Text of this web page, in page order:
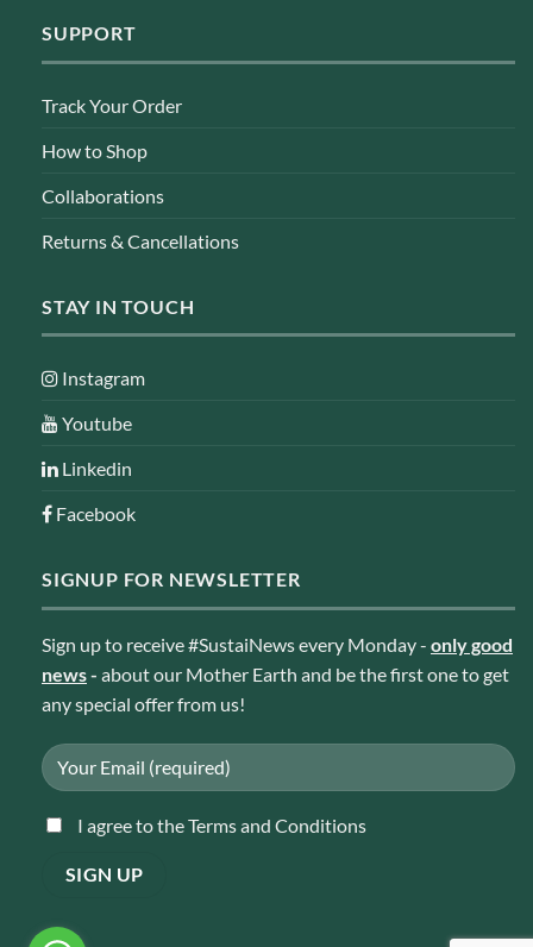
SUPPORT
Track Your Order
How to Shop
Collaborations
Returns & Cancellations
STAY IN TOUCH
Instagram
Youtube
Linkedin
Facebook
SIGNUP FOR NEWSLETTER
Sign up to receive #SustaiNews every Monday - only good
news- about our Mother Earth and be the first one to get
any special offer from us!
I agree to the Terms and Conditions